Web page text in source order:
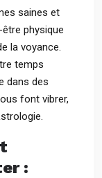
saines et
physique
la voyance.
temps
dans des
font vibrer,
: